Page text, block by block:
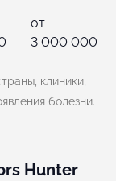
от
3 000 000
клиники,
болезни.
Hunter